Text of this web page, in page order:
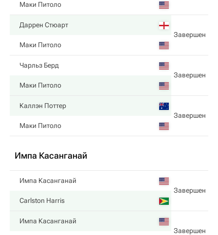
Маки Питоло
Даррен Стюарт
Завершен
Маки Питоло
Чарльз Берд
Завершен
Маки Питоло
Каллэн Поттер
Завершен
Маки Питоло
Импа Касанганай
Импа Касанганай
Завершен
Carlston Harris
Импа Касанганай
Завершен